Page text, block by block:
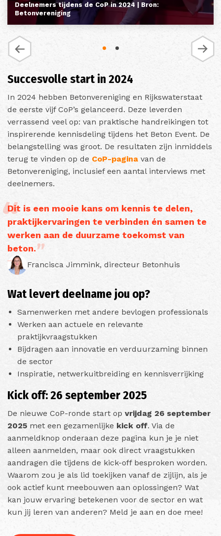
Deelnemers tijdens de CoP in 2024 | Bron:
Betonvereniging
Succesvolle start in 2024
In 2024 hebben Betonvereniging en Rijkswaterstaat
de eerste vijf CoP’s gelanceerd. Deze leverden
verrassend veel op: van praktische handreikingen tot
inspirerende kennisdeling tijdens het Beton Event. De
belangstelling was groot. De resultaten zijn inmiddels
terug te vinden op de CoP-pagina van de
Betonvereniging, inclusief een aantal interviews met
deelnemers.
Dit is een mooie kans om kennis te delen,
praktijkervaringen te verbinden én samen te
werken aan de duurzame toekomst van
beton.
Francisca Jimmink, directeur Betonhuis
Wat levert deelname jou op?
Samenwerken met andere bevlogen professionals
Werken aan actuele en relevante
praktijkvraagstukken
Bijdragen aan innovatie en verduurzaming binnen
de sector
Inspiratie, netwerkuitbreiding en kennisverrijking
Kick off: 26 september 2025
De nieuwe CoP-ronde start op vrijdag 26 september
2025 met een gezamenlijke kick off. Via de
aanmeldknop onderaan deze pagina kun je je niet
alleen aanmelden, maar ook direct vraagstukken
aandragen die tijdens de kick-off besproken worden.
Waarom zou je als lid toekijken vanaf de zijlijn, als je
ook actief kunt meebouwen aan oplossingen? Wat
kan jouw ervaring betekenen voor de sector en wat
kun jij leren van anderen? Meld je aan en doe mee!